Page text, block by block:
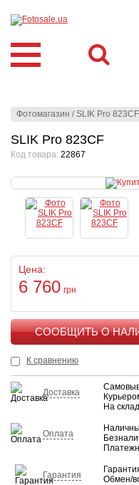
Фотомагазин /SLIK Pro 823CF
SLIK Pro 823CF
Код товара: 22867
Цена:
6 760 грн
К сравнению
Доставка
На
Оплата
Гарантия
Обмен/